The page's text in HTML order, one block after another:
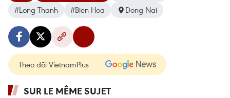
#Long Thanh
#Bien Hoa Dong Nai
Theo dõi VietnamPlus
SUR LE MÊME SUJET